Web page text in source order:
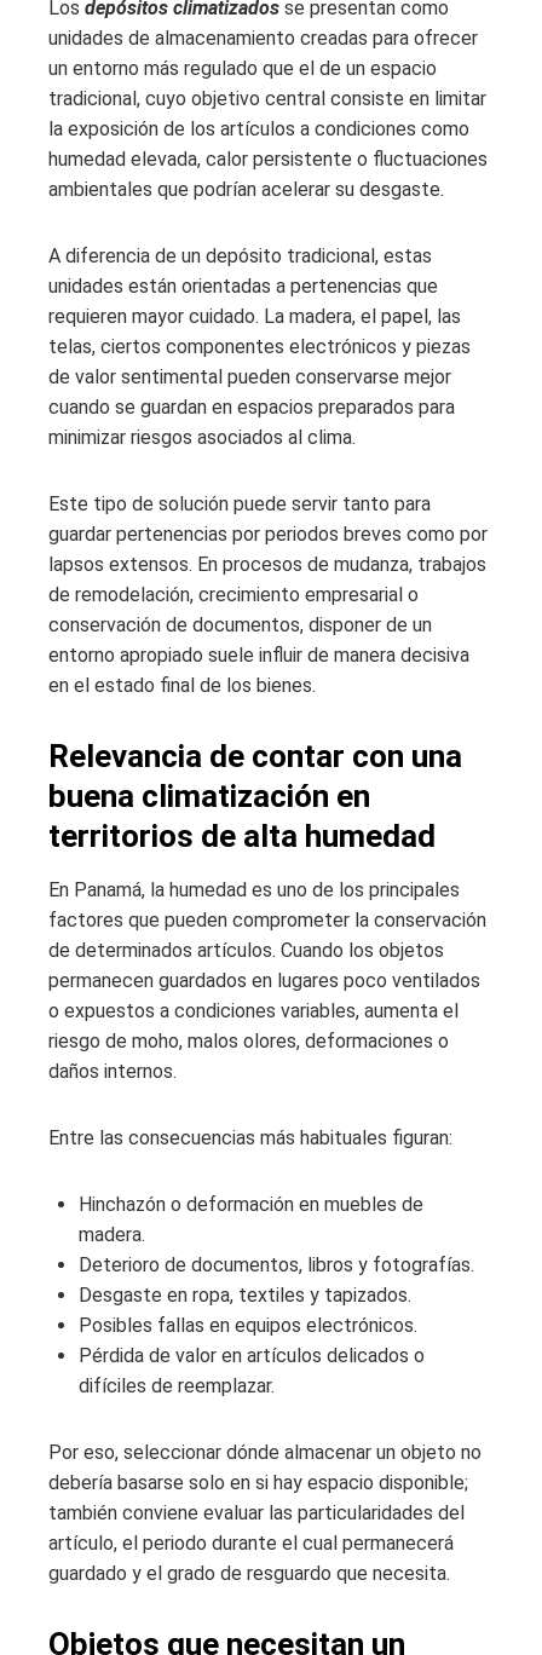
Los depósitos climatizados se presentan como
unidades de almacenamiento creadas para ofrecer
un entorno más regulado que el de un espacio
tradicional, cuyo objetivo central consiste en limitar
la exposición de los artículos a condiciones como
humedad elevada, calor persistente o fluctuaciones
ambientales que podrían acelerar su desgaste.
A diferencia de un depósito tradicional, estas
unidades están orientadas a pertenencias que
requieren mayor cuidado. La madera, el papel, las
telas, ciertos componentes electrónicos y piezas
de valor sentimental pueden conservarse mejor
cuando se guardan en espacios preparados para
minimizar riesgos asociados al clima.
Este tipo de solución puede servir tanto para
guardar pertenencias por periodos breves como por
lapsos extensos. En procesos de mudanza, trabajos
de remodelación, crecimiento empresarial o
conservación de documentos, disponer de un
entorno apropiado suele influir de manera decisiva
en el estado final de los bienes.
Relevancia de contar con una
buena climatización en
territorios de alta humedad
En Panamá, la humedad es uno de los principales
factores que pueden comprometer la conservación
de determinados artículos. Cuando los objetos
permanecen guardados en lugares poco ventilados
o expuestos a condiciones variables, aumenta el
riesgo de moho, malos olores, deformaciones o
daños internos.
Entre las consecuencias más habituales figuran:
Hinchazón o deformación en muebles de
madera.
Deterioro de documentos, libros y fotografías.
Desgaste en ropa, textiles y tapizados.
Posibles fallas en equipos electrónicos.
Pérdida de valor en artículos delicados o
difíciles de reemplazar.
Por eso, seleccionar dónde almacenar un objeto no
debería basarse solo en si hay espacio disponible;
también conviene evaluar las particularidades del
artículo, el periodo durante el cual permanecerá
guardado y el grado de resguardo que necesita.
Objetos que necesitan un